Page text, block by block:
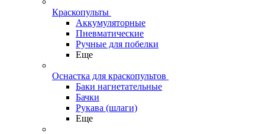
Краскопульты
Аккумуляторные
Пневматические
Ручные для побелки
Еще
Оснастка для краскопультов
Баки нагнетательные
Бачки
Рукава (шлаги)
Еще